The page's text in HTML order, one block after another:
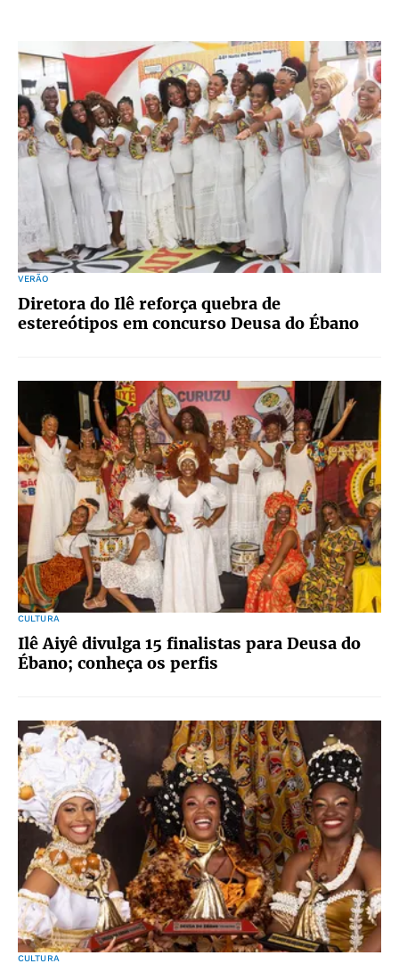
VERÃO
Diretora do Ilê reforça quebra de
estereótipos em concurso Deusa do Ébano
CULTURA
Ilê Aiyê divulga 15 finalistas para Deusa do
Ébano; conheça os perfis
CULTURA